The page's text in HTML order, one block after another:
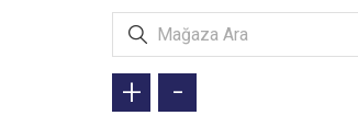
+ -